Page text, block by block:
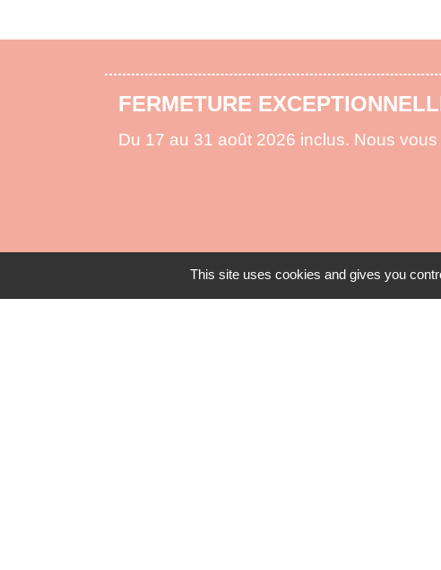
ARRÊTÉ PRÉFECTORAL
La préfecture vous informe de la
This site uses cookies and gives you